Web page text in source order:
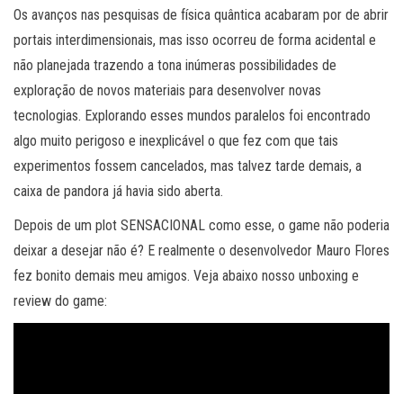
Os avanços nas pesquisas de física quântica acabaram por de abrir
portais interdimensionais, mas isso ocorreu de forma acidental e
não planejada trazendo a tona inúmeras possibilidades de
exploração de novos materiais para desenvolver novas
tecnologias. Explorando esses mundos paralelos foi encontrado
algo muito perigoso e inexplicável o que fez com que tais
experimentos fossem cancelados, mas talvez tarde demais, a
caixa de pandora já havia sido aberta.
Depois de um plot SENSACIONAL como esse, o game não poderia
deixar a desejar não é? E realmente o desenvolvedor Mauro Flores
fez bonito demais meu amigos. Veja abaixo nosso unboxing e
review do game: